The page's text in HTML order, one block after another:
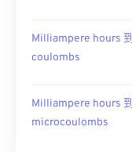
Milliampere hours 到
coulombs
Milliampere hours 到
microcoulombs